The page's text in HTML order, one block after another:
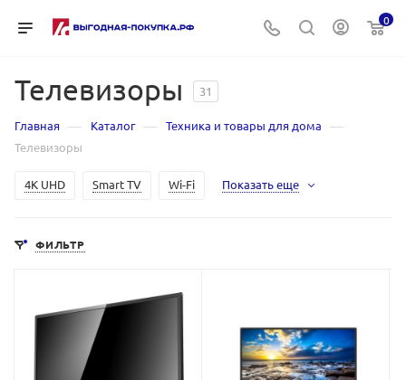
0
Телевизоры 31
Главная — Каталог — Техника и товары для дома —
Телевизоры
4K UHD Smart TV Wi-Fi Показать еще
ФИЛЬТР